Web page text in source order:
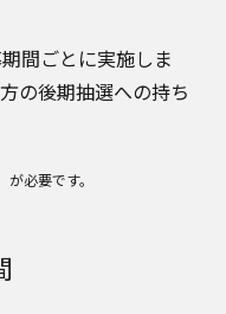
間ごとに実施しま
の後期抽選への持ち
必要です。